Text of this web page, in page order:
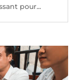
pour...